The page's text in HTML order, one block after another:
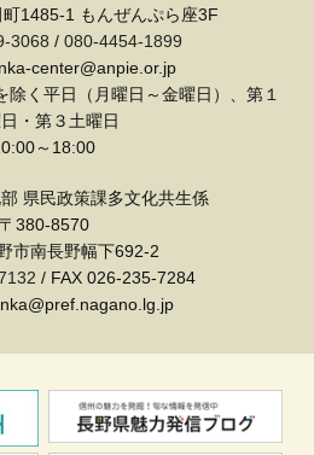
1485-1 もんぜんぷら座3F
3068 / 080-4454-1899
center@anpie.or.jp
除く平日（月曜日～金曜日）、第１
・第３土曜日
～18:00
県民政策課多文化共生係
〒380-8570
市南長野幅下692-2
/ FAX 026-235-7284